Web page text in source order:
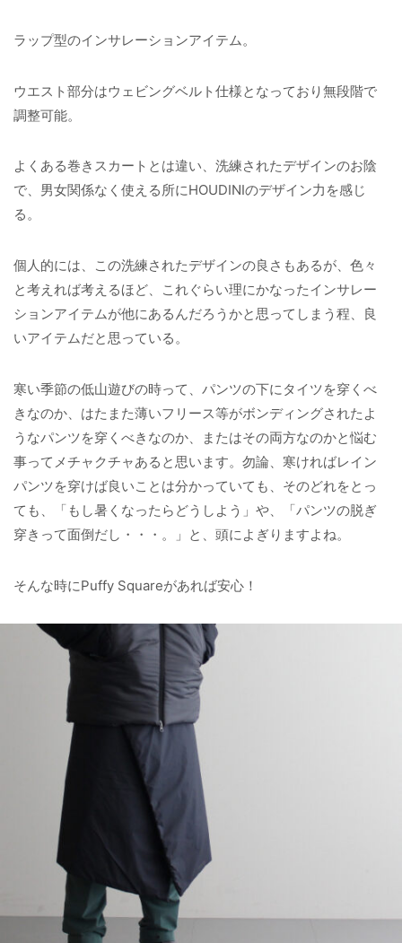
ラップ型のインサレーションアイテム。
ウエスト部分はウェビングベルト仕様となっており無段階で
調整可能。
よくある巻きスカートとは違い、洗練されたデザインのお陰
で、男女関係なく使える所にHOUDINIのデザイン力を感じ
る。
個人的には、この洗練されたデザインの良さもあるが、色々
と考えれば考えるほど、これぐらい理にかなったインサレー
ションアイテムが他にあるんだろうかと思ってしまう程、良
いアイテムだと思っている。
寒い季節の低山遊びの時って、パンツの下にタイツを穿くべ
きなのか、はたまた薄いフリース等がボンディングされたよ
うなパンツを穿くべきなのか、またはその両方なのかと悩む
事ってメチャクチャあると思います。勿論、寒ければレイン
パンツを穿けば良いことは分かっていても、そのどれをとっ
ても、「もし暑くなったらどうしよう」や、「パンツの脱ぎ
穿きって面倒だし・・・。」と、頭によぎりますよね。
そんな時にPuffy Squareがあれば安心！